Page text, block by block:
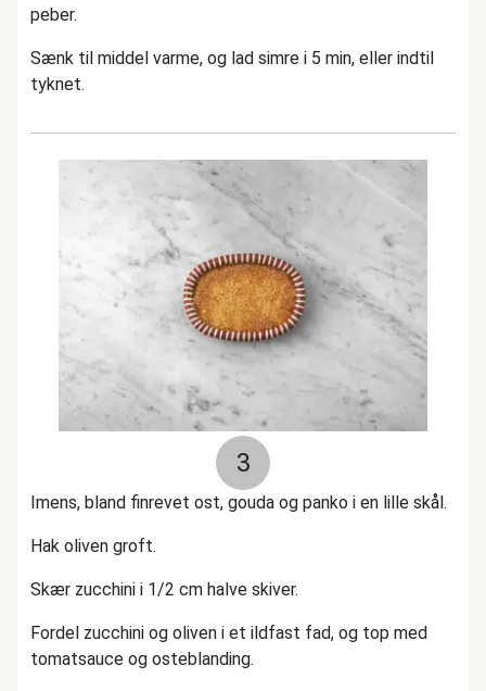
peber.
Sænk til middel varme, og lad simre i 5 min, eller indtil
tyknet.
3
Imens, bland finrevet ost, gouda og panko i en lille skål.
Hak oliven groft.
Skær zucchini i 1/2 cm halve skiver.
Fordel zucchini og oliven i et ildfast fad, og top med
tomatsauce og osteblanding.